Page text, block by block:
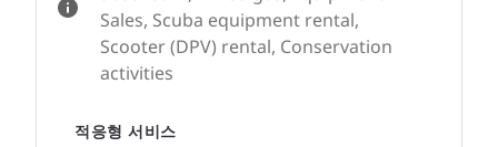
Sales, Scuba equipment rental,
Scooter (DPV) rental, Conservation
activities
적응형 서비스